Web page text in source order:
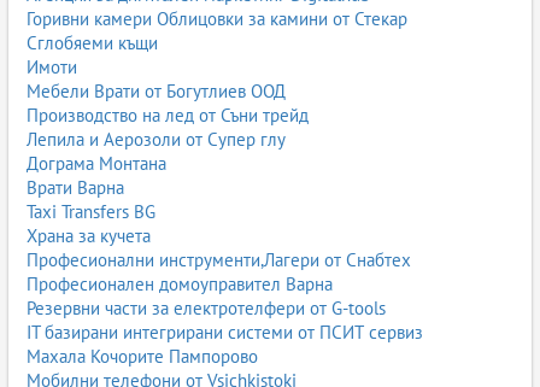
Горивни камери Облицовки за камини от Стекар
Сглобяеми къщи
Имоти
Мебели Врати от Богутлиев ООД
Производство на лед от Съни трейд
Лепила и Аерозоли от Супер глу
Дограма Монтана
Врати Варна
Taxi Transfers BG
Храна за кучета
Професионални инструменти,Лагери от Снабтех
Професионален домоуправител Варна
Резервни части за електротелфери от G-tools
IT базирани интегрирани системи от ПСИТ сервиз
Махала Кочорите Пампорово
Мобилни телефони от Vsichkistoki